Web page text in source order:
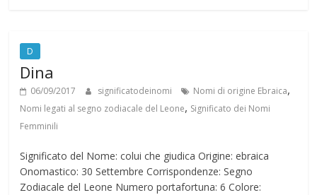
D
Dina
06/09/2017 significatodeinomi Nomi di origine Ebraica,
Nomi legati al segno zodiacale del Leone, Significato dei Nomi
Femminili
Significato del Nome: colui che giudica Origine: ebraica
Onomastico: 30 Settembre Corrispondenze: Segno
Zodiacale del Leone Numero portafortuna: 6 Colore: